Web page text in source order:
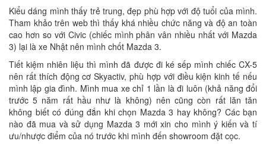
Kiểu dáng mình thấy trẻ trung, đẹp phù hợp với độ tuổi của mình.
Tham khảo trên web thì thấy khá nhiều chức năng và độ an toàn
cao hơn so với Civic (chiếc mình phân vân nhiều nhất với Mazda
3) lại là xe Nhật nên mình chốt Mazda 3.
Tiết kiệm nhiên liệu thì mình đã được đi ké sếp mình chiếc CX-5
nên rất thích động cơ Skyactiv, phù hợp với điều kiện kinh tế nếu
mình lập gia đình. Mình mua xe chỉ 1 lần là đi luôn (khả năng đổi
trước 5 năm rất hầu như là không) nên cũng còn rất lăn tăn
không biết có đúng đắn khi chọn Mazda 3 hay không? Các bạn
nào đã mua và sử dụng Mazda 3 mới xin cho mình ý kiến và tí
ưu/nhược điểm của nó trước khi mình đến showroom đặt cọc.